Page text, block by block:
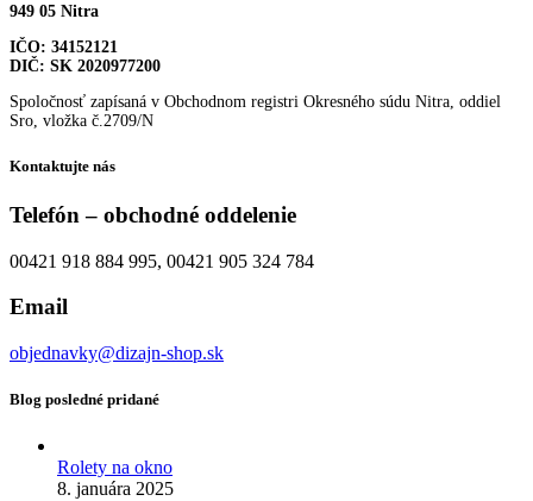
949 05 Nitra
IČO: 34152121
DIČ: SK 2020977200
Spoločnosť zapísaná v Obchodnom registri Okresného súdu Nitra, oddiel
Sro, vložka č.2709/N
Kontaktujte nás
Telefón – obchodné oddelenie
00421 918 884 995, 00421 905 324 784
Email
objednavky@dizajn-shop.sk
Blog posledné pridané
Rolety na okno
8. januára 2025